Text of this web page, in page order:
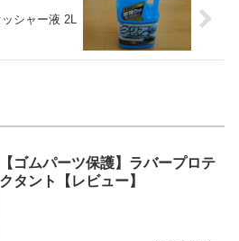
シャー液 2L
【ゴムパーツ保護】ラバープロテ
クタント【レビュー】